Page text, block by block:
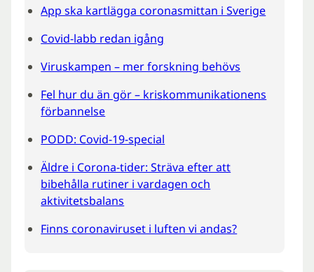
App ska kartlägga coronasmittan i Sverige
Covid-labb redan igång
Viruskampen – mer forskning behövs
Fel hur du än gör – kriskommunikationens
förbannelse
PODD: Covid-19-special
Äldre i Corona-tider: Sträva efter att
bibehålla rutiner i vardagen och
aktivitetsbalans
Finns coronaviruset i luften vi andas?